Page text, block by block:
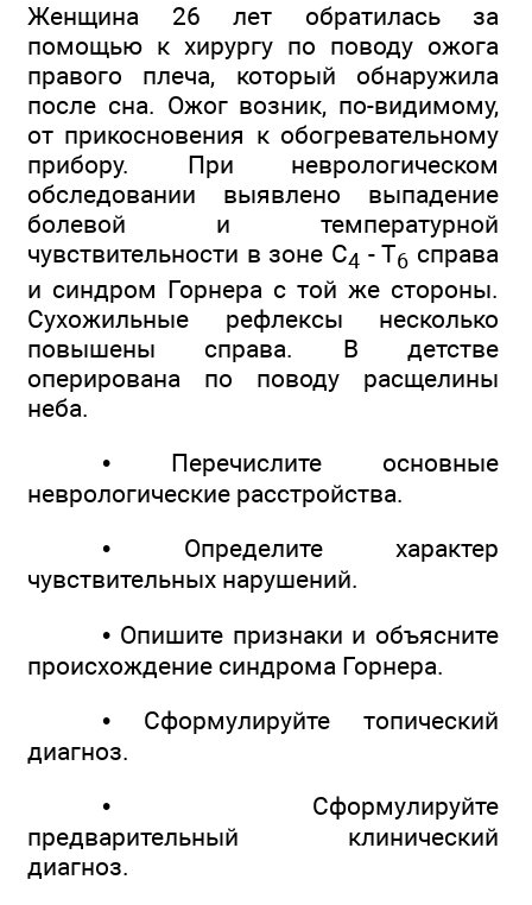
Женщина 26 лет обратилась за
помощью к хирургу по поводу ожога
правого плеча, который обнаружила
после сна. Ожог возник, по-видимому,
от прикосновения к обогревательному
прибору. При неврологическом
обследовании выявлено выпадение
болевой и температурной
чувствительности в зоне С4 - Т6 справа
и синдром Горнера с той же стороны.
Сухожильные рефлексы несколько
повышены справа. В детстве
оперирована по поводу расщелины
неба.
• Перечислите основные
неврологические расстройства.
• Определите характер
чувствительных нарушений.
• Опишите признаки и объясните
происхождение синдрома Горнера.
• Сформулируйте топический
диагноз.
• Сформулируйте
предварительный клинический
диагноз.